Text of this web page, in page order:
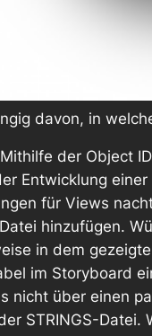
davon, in
der Object
Entwicklung einer
für Views
hinzufügen.
in dem
im Storyboard
nicht über einen
STRINGS-Datei.